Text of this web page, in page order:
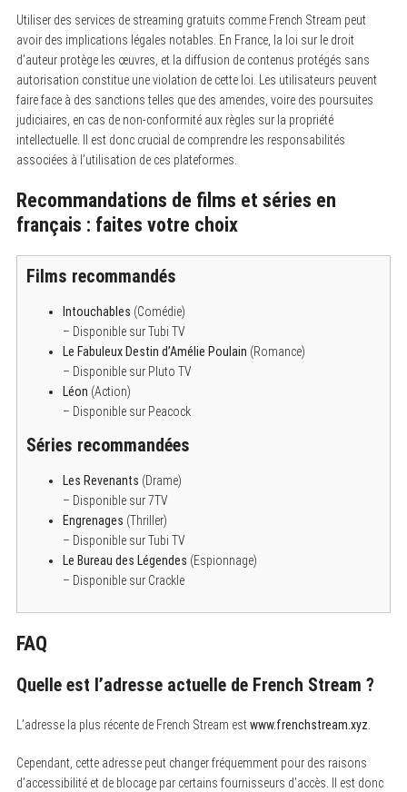
Utiliser des services de streaming gratuits comme French Stream peut
avoir des implications légales notables. En France, la loi sur le droit
d’auteur protège les œuvres, et la diffusion de contenus protégés sans
autorisation constitue une violation de cette loi. Les utilisateurs peuvent
faire face à des sanctions telles que des amendes, voire des poursuites
judiciaires, en cas de non-conformité aux règles sur la propriété
intellectuelle. Il est donc crucial de comprendre les responsabilités
associées à l’utilisation de ces plateformes.
Recommandations de films et séries en
français : faites votre choix
Films recommandés
Intouchables (Comédie)
– Disponible sur Tubi TV
Le Fabuleux Destin d’Amélie Poulain (Romance)
– Disponible sur Pluto TV
Léon (Action)
– Disponible sur Peacock
Séries recommandées
Les Revenants (Drame)
– Disponible sur 7TV
Engrenages (Thriller)
– Disponible sur Tubi TV
Le Bureau des Légendes (Espionnage)
– Disponible sur Crackle
FAQ
Quelle est l’adresse actuelle de French Stream ?
L’adresse la plus récente de French Stream estwww.frenchstream.xyz.
Cependant, cette adresse peut changer fréquemment pour des raisons
d’accessibilité et de blocage par certains fournisseurs d’accès. Il est donc
o
: